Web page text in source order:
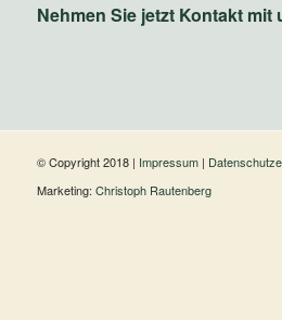
Nehmen Sie jetzt Kontakt mit
© Copyright 2018 | Impressum|
Marketing: Christoph Rautenberg